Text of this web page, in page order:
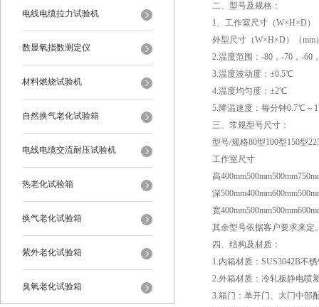
电线电缆拉力试验机
数显氧指数测定仪
材料燃烧试验机
自然换气老化试验箱
电线电缆交流耐压试验机
热老化试验箱
换气老化试验箱
紫外老化试验箱
臭氧老化试验箱
二、型号及规格：
1、工作室尺寸（W×H×D）
外型尺寸（W×H×D）（mm
2.温度范围：-80，-70，-60
3.温度波动度：±0.5℃
4.温度均匀度：±2℃
5.降温速度：每分钟0.7℃～
三、常规型号尺寸：
型号/规格80型100型150型
工作室尺寸
高
深
宽
其余型号依据客户要求来定
四、结构及材质：
1.内箱材质：SUS3042B不
2.外箱材质：冷轧板静电喷
3.箱门：单开门、大门中部